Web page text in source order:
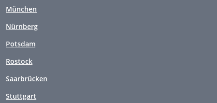
München
Nürnberg
Potsdam
Rostock
Saarbrücken
Stuttgart